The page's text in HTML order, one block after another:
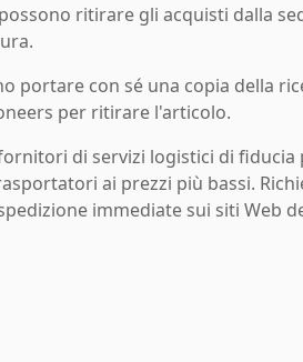
ritirare gli acquisti dalla
portare con sé una copia della
per ritirare l'articolo.
di servizi logistici di fiducia
ai prezzi più bassi.
immediate sui siti Web